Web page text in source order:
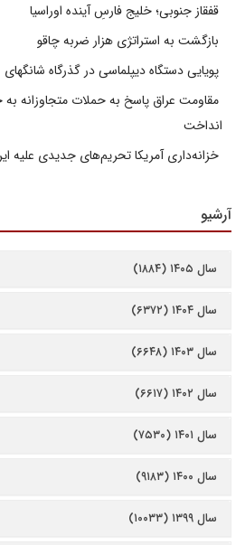
قفقاز جنوبی؛ خلیج فارسِ آینده اوراسیا
بازگشت به استراتژی هزار ضربه چاقو
پویایی دستگاه دیپلماسی در گذرگاه شانگهای
مقاومت عراق پاسخ به حملات متجاوزانه
انداخت
خزانه‌داری آمریکا تحریم‌های جدیدی علیه
آرشیو
سال ۱۴۰۵ (۱۸۸۴)
سال ۱۴۰۴ (۶۳۷۲)
سال ۱۴۰۳ (۶۶۴۸)
سال ۱۴۰۲ (۶۶۱۷)
سال ۱۴۰۱ (۷۵۳۰)
سال ۱۴۰۰ (۹۱۸۳)
سال ۱۳۹۹ (۱۰۰۳۳)